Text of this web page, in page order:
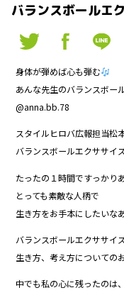
バランスボールエ
身体が弾めば心も弾む
あんな先生のバランスボー
@anna.bb.78
スタイルヒロバ広報担当松
バランスボールエクササイ
たったの１時間ですっかり
とっても素敵な人柄で
生き方をお手本にしたいな
バランスボールエクササイ
生き方、考え方についての
中でも私の心に残ったのは、